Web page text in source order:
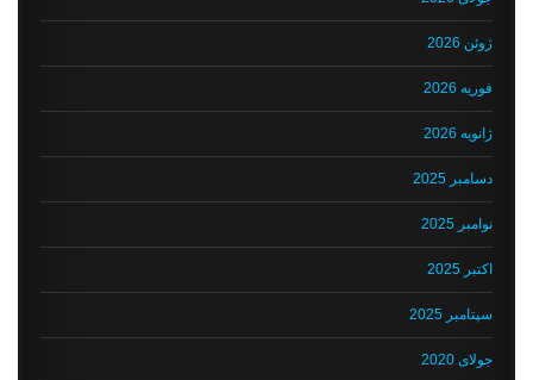
ژوئن 2026
فوریه 2026
ژانویه 2026
دسامبر 2025
نوامبر 2025
اکتبر 2025
سپتامبر 2025
جولای 2020